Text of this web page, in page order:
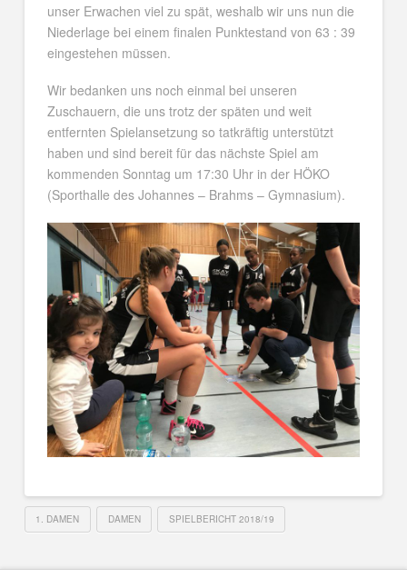
unser Erwachen viel zu spät, weshalb wir uns nun die
Niederlage bei einem finalen Punktestand von 63 : 39
eingestehen müssen.
Wir bedanken uns noch einmal bei unseren
Zuschauern, die uns trotz der späten und weit
entfernten Spielansetzung so tatkräftig unterstützt
haben und sind bereit für das nächste Spiel am
kommenden Sonntag um 17:30 Uhr in der HÖKO
(Sporthalle des Johannes – Brahms – Gymnasium).
1. DAMEN DAMEN SPIELBERICHT 2018/19